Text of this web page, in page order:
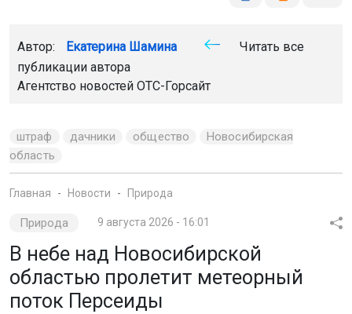
Автор: Екатерина Шамина
Читать все
публикации автора
Агентство новостей ОТС-Горсайт
штраф дачники общество
Новосибирская
область
Главная Новости Природа
Природа 9 августа 2026 - 16:01
В небе над Новосибирской
областью пролетит метеорный
поток Персеиды